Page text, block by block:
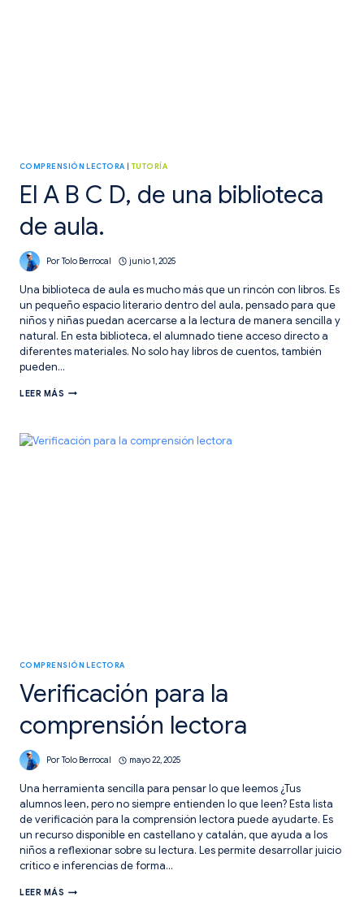
COMPRENSIÓN LECTORA |TUTORÍA
El A B C D, de una biblioteca
de aula.
Por Tolo Berrocal junio 1, 2025
Una biblioteca de aula es mucho más que un rincón con libros. Es
un pequeño espacio literario dentro del aula, pensado para que
niños y niñas puedan acercarse a la lectura de manera sencilla y
natural. En esta biblioteca, el alumnado tiene acceso directo a
diferentes materiales. No solo hay libros de cuentos, también
pueden…
LEER MÁS EL
D,
COMPRENSIÓN LECTORA
Verificación para la
comprensión lectora
Por Tolo Berrocal mayo 22, 2025
Una herramienta sencilla para pensar lo que leemos ¿Tus
alumnos leen, pero no siempre entienden lo que leen? Esta lista
de verificación para la comprensión lectora puede ayudarte. Es
un recurso disponible en castellano y catalán, que ayuda a los
niños a reflexionar sobre su lectura. Les permite desarrollar juicio
crítico e inferencias de forma…
LEER MÁS VERIFICACIÓN